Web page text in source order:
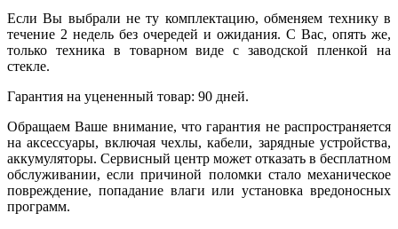
Если Вы выбрали не ту комплектацию, обменяем технику в
течение 2 недель без очередей и ожидания. С Вас, опять же,
только техника в товарном виде с заводской пленкой на
стекле.
Гарантия на уцененный товар: 90 дней.
Обращаем Ваше внимание, что гарантия не распространяется
на аксессуары, включая чехлы, кабели, зарядные устройства,
аккумуляторы. Сервисный центр может отказать в бесплатном
обслуживании, если причиной поломки стало механическое
повреждение, попадание влаги или установка вредоносных
программ.